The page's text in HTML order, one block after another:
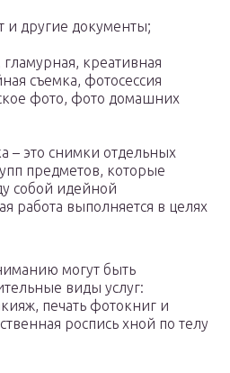
и другие документы;
креативная
съемка, фотосессия
фото, фото домашних
– это снимки отдельных
предметов, которые
собой идейной
работа выполняется в целях
могут быть
виды услуг:
печать фотокниг и
роспись хной по телу